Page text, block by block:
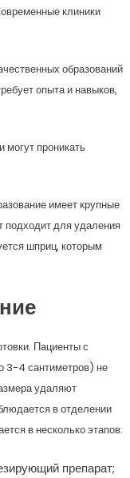
клиники
образований
опыта и навыков,
могут проникать
имеет крупные
подходит для удаления
шприц, которым
Пациенты с
3-4 сантиметров) не
удаляют
в отделении
в несколько этапов:
препарат;